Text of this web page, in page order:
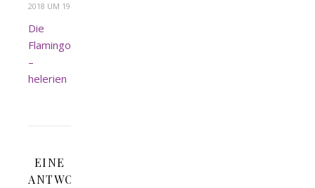
2018 UM 19:11
Die
Flamingojacke
–
helerien
EINE
ANTWORT